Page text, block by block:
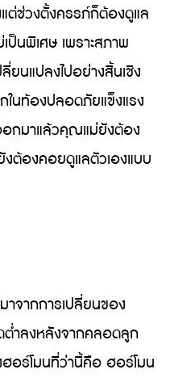
ต่ช่วงตั้งครรภ์ก็ต้องดูแล
ป็นพิเศษ เพราะสภาพ
ยนแปลงไปอย่างสิ้นเชิง
นท้องปลอดภัยแข็งแรง
กมาแล้วคุณแม่ยังต้อง
ต้องคอยดูแลตัวเองแบบ
จากการเปลี่ยนของ
ต่ำลงหลังจากคลอดลูก
อร์โมนที่ว่านี้คือ ฮอร์โมน